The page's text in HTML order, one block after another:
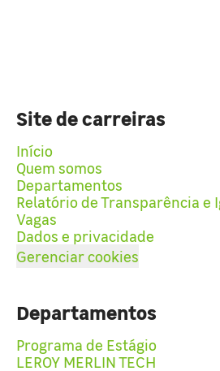
Site de carreiras
Início
Quem somos
Departamentos
Relatório de Transparência e
Vagas
Dados e privacidade
Gerenciar cookies
Departamentos
Programa de Estágio
LEROY MERLIN TECH